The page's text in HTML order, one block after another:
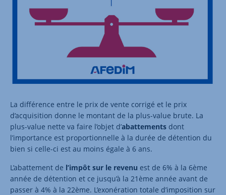
La différence entre le prix de vente corrigé et le prix
d’acquisition donne le montant de la plus-value brute. La
plus-value nette va faire l’objet d’abattements dont
l’importance est proportionnelle à la durée de détention du
bien si celle-ci est au moins égale à 6 ans.
L’abattement de l’impôt sur le revenu est de 6% à la 6ème
année de détention et ce jusqu’à la 21ème année avant de
passer à 4% à la 22ème. L’exonération totale d’imposition sur